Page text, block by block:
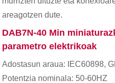
areagotzen dute.
DAB7N-40 Min
parametro elektrikoak
Adostasun araua: IEC60898,
Potentzia nominala: 50-60HZ